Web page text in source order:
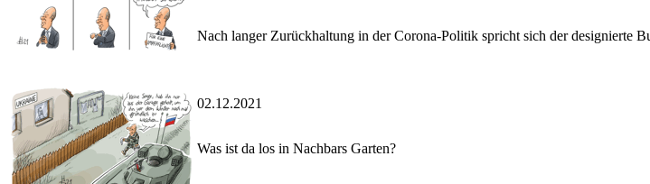
Nach langer Zurückhaltung in der Corona-Politik spricht sich der designierte
02.12.2021
Was ist da los in Nachbars Garten?